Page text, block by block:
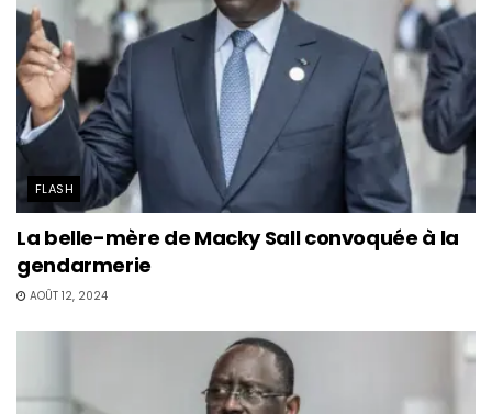
FLASH
La belle-mère de Macky Sall convoquée à la
gendarmerie
AOÛT 12, 2024